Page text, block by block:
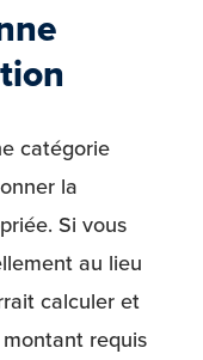
catégorie
la
Si vous
au lieu
calculer et
requis